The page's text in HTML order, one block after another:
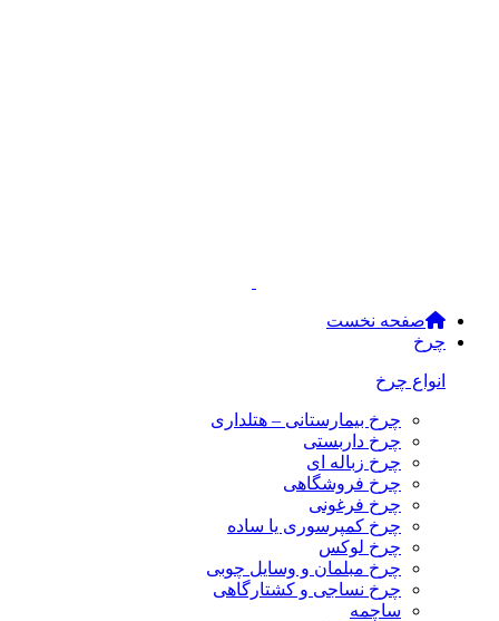
صفحه نخست
چرخ
انواع چرخ
چرخ بیمارستانی – هتلداری
چرخ داربستی
چرخ زباله ای
چرخ فروشگاهی
چرخ فرغونی
چرخ کمپرسوری یا ساده
چرخ لوکس
چرخ مبلمان و وسایل چوبی
چرخ نساجی و کشتارگاهی
ساچمه